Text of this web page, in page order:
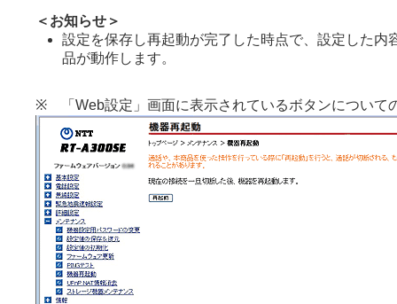
＜お知らせ＞
設定を保存し再起動が完了した時点で、設定した内
品が動作します。
※ 「Web設定」画面に表示されているボタンについて